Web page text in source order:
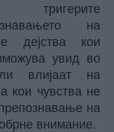
на
дејства кои
увид во
влијаат на
кои чувства не
на
внимание.